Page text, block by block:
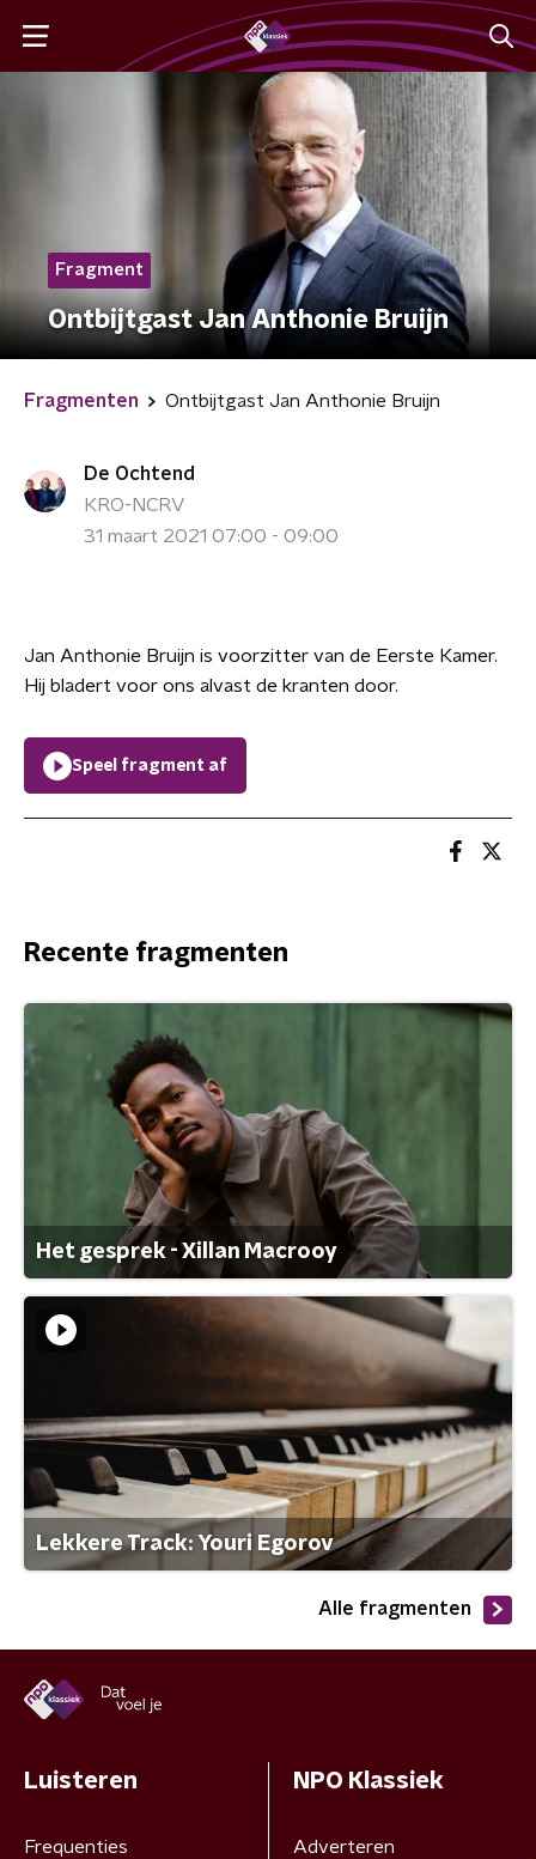
Fragment
Ontbijtgast Jan Anthonie Bruijn
Fragmenten Ontbijtgast Jan Anthonie Bruijn
De Ochtend
KRO-NCRV
31 maart 2021 07:00 - 09:00
Jan Anthonie Bruijn is voorzitter van de Eerste Kamer.
Hij bladert voor ons alvast de kranten door.
Speel fragment af
Recente fragmenten
Het gesprek - Xillan Macrooy
Lekkere Track: Youri Egorov
Alle fragmenten
Luisteren
Frequenties
NPO Klassiek
Adverteren